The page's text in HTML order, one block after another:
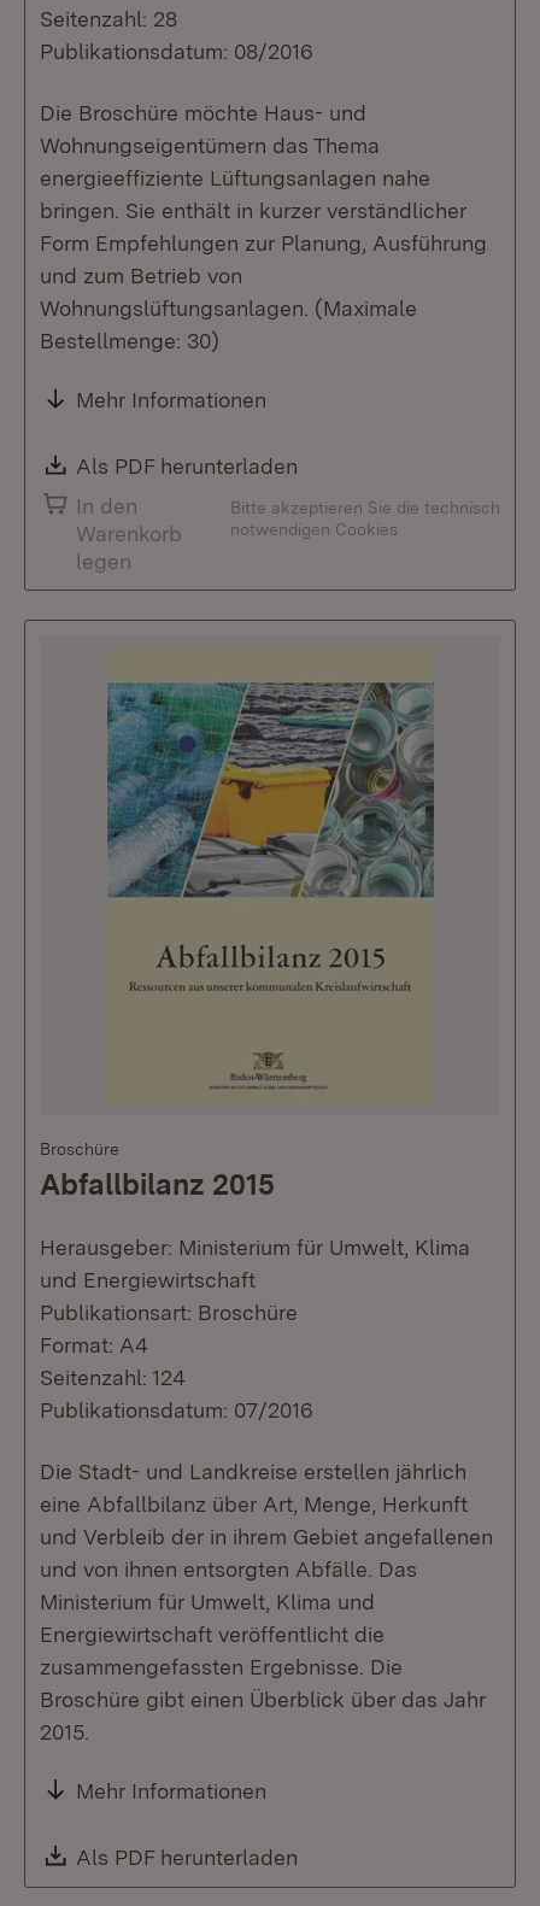
Seitenzahl: 28
Publikationsdatum: 08/2016
Die Broschüre möchte Haus- und
Wohnungseigentümern das Thema
energieeffiziente Lüftungsanlagen nahe
bringen. Sie enthält in kurzer verständlicher
Form Empfehlungen zur Planung, Ausführung
und zum Betrieb von
Wohnungslüftungsanlagen. (Maximale
Bestellmenge: 30)
Mehr Informationen
Download:
Als PDF herunterladen
In den
Warenkorb
legen
Bitte akzeptieren Sie die technisch
notwendigen Cookies
Broschüre
Abfallbilanz 2015
Herausgeber: Ministerium für Umwelt, Klima
und Energiewirtschaft
Publikationsart: Broschüre
Format: A4
Seitenzahl: 124
Publikationsdatum: 07/2016
Die Stadt- und Landkreise erstellen jährlich
eine Abfallbilanz über Art, Menge, Herkunft
und Verbleib der in ihrem Gebiet angefallenen
und von ihnen entsorgten Abfälle. Das
Ministerium für Umwelt, Klima und
Energiewirtschaft veröffentlicht die
zusammengefassten Ergebnisse. Die
Broschüre gibt einen Überblick über das Jahr
2015.
Mehr Informationen
Download:
Als PDF herunterladen